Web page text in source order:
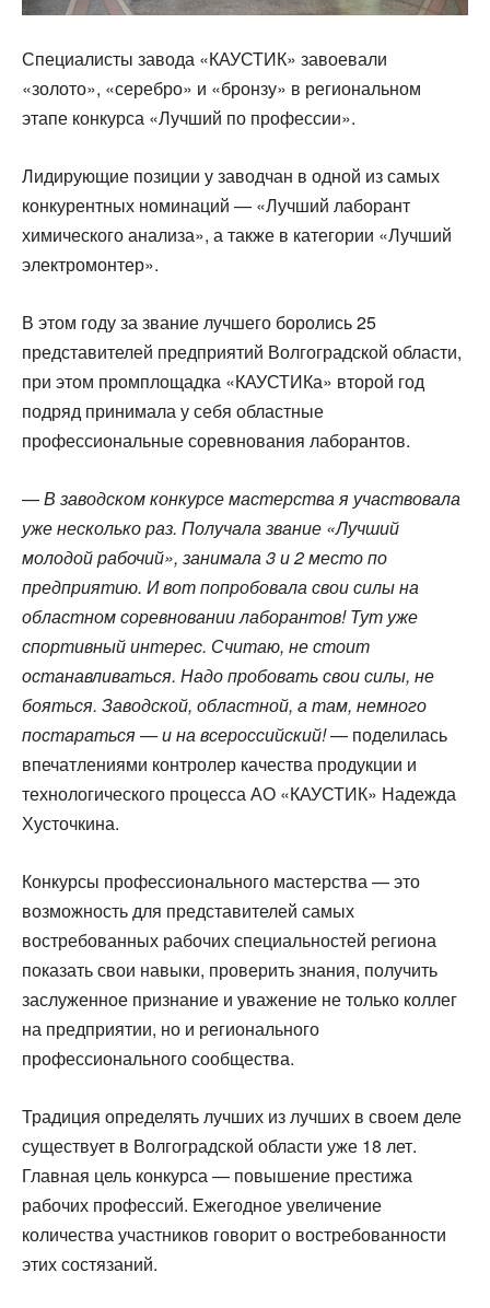
Специалисты завода «КАУСТИК» завоевали
«золото», «серебро» и «бронзу» в региональном
этапе конкурса «Лучший по профессии».
Лидирующие позиции у заводчан в одной из самых
конкурентных номинаций — «Лучший лаборант
химического анализа», а также в категории «Лучший
электромонтер».
В этом году за звание лучшего боролись 25
представителей предприятий Волгоградской области,
при этом промплощадка «КАУСТИКа» второй год
подряд принимала у себя областные
профессиональные соревнования лаборантов.
—В заводском конкурсе мастерства я участвовала
уже несколько раз. Получала звание «Лучший
молодой рабочий», занимала 3 и 2 место по
предприятию. И вот попробовала свои силы на
областном соревновании лаборантов! Тут уже
спортивный интерес. Считаю, не стоит
останавливаться. Надо пробовать свои силы, не
бояться. Заводской, областной, а там, немного
постараться — и на всероссийский!— поделилась
впечатлениями контролер качества продукции и
технологического процесса АО «КАУСТИК» Надежда
Хусточкина.
Конкурсы профессионального мастерства — это
возможность для представителей самых
востребованных рабочих специальностей региона
показать свои навыки, проверить знания, получить
заслуженное признание и уважение не только коллег
на предприятии, но и регионального
профессионального сообщества.
Традиция определять лучших из лучших в своем деле
существует в Волгоградской области уже 18 лет.
Главная цель конкурса — повышение престижа
рабочих профессий. Ежегодное увеличение
количества участников говорит о востребованности
этих состязаний.